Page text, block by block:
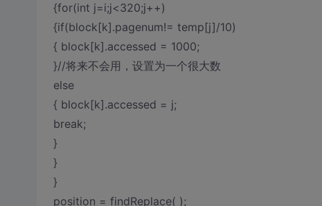
{for(int j=i;j<320;j++)
{if(block[k].pagenum!= temp[j]/10)
{ block[k].accessed = 1000;
}//将来不会用，设置为一个很大数
else
{ block[k].accessed = j;
break;
}
}
}
position = findReplace( );